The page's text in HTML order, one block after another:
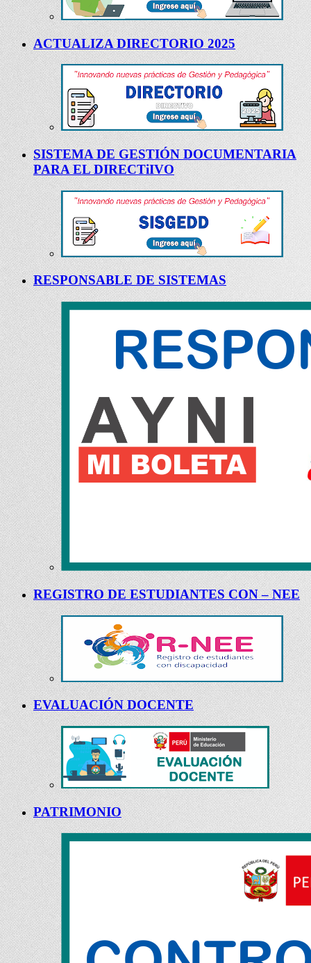
ACTUALIZA DIRECTORIO 2025
SISTEMA DE GESTIÓN DOCUMENTARIA
PARA EL DIRECTiIVO
RESPONSABLE DE SISTEMAS
REGISTRO DE ESTUDIANTES CON – NEE
EVALUACIÓN DOCENTE
PATRIMONIO